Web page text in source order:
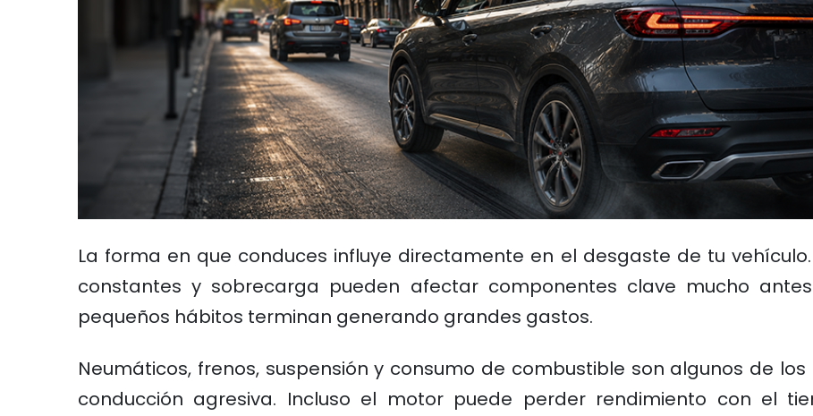
La forma en que conduces influye directamente en el desgaste de tu
constantes y sobrecarga pueden afectar componentes clave mucho
pequeños hábitos terminan generando grandes gastos.
Neumáticos, frenos, suspensión y consumo de combustible son algunos de
conducción agresiva. Incluso el motor puede perder rendimiento con el